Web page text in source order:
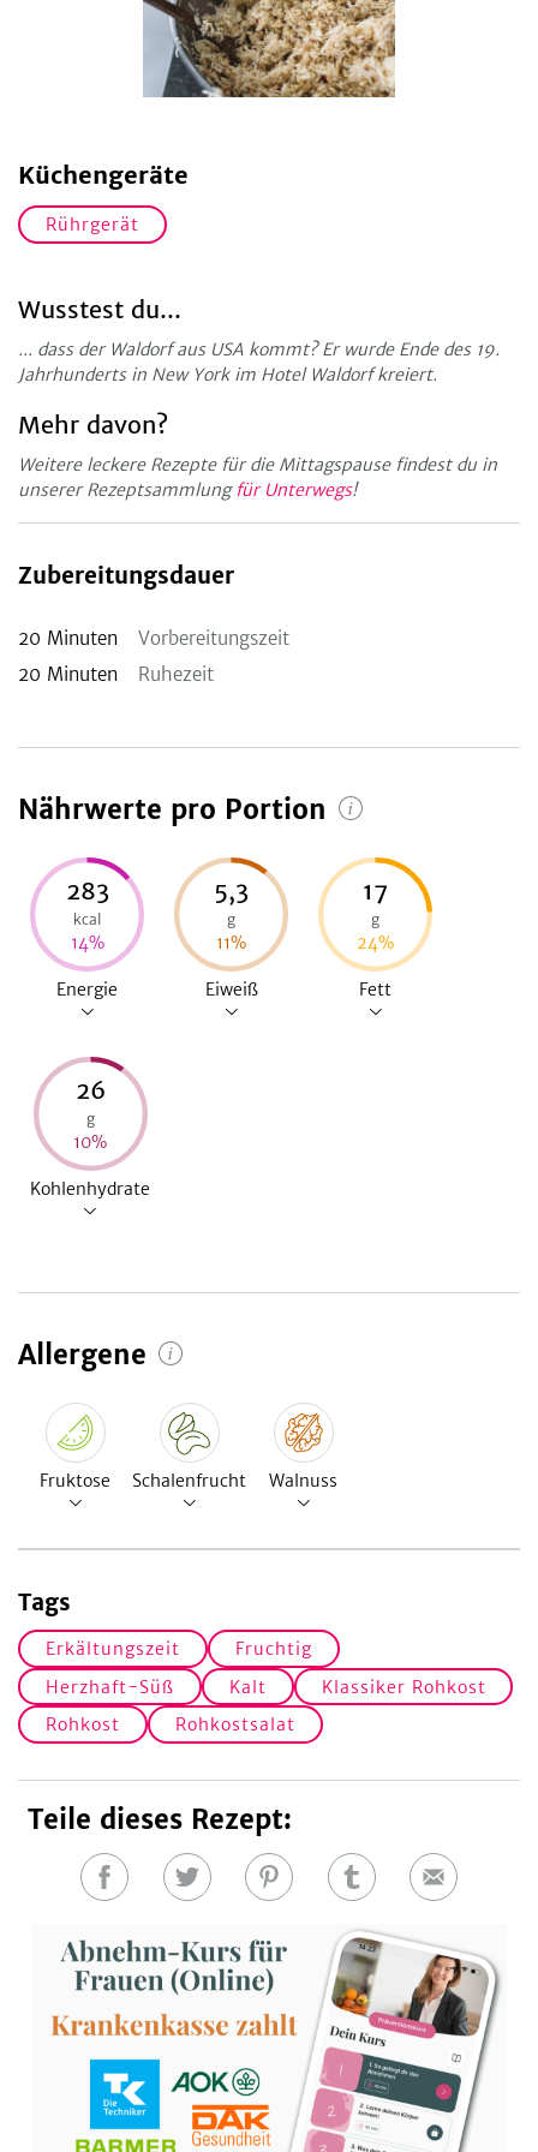
Küchengeräte
Rührgerät
Wusstest du...
... dass der Waldorf aus USA kommt? Er wurde Ende des 19.
Jahrhunderts in New York im Hotel Waldorf kreiert.
Mehr davon?
Weitere leckere Rezepte für die Mittagspause findest du in
unserer Rezeptsammlung für Unterwegs!
Zubereitungsdauer
20 Minuten
Vorbereitungszeit
20 Minuten Ruhezeit
Nährwerte pro Portion
283
kcal
14%
Energie
5,3
g
11%
Eiweiß
17
g
24%
Fett
26
g
10%
Kohlenhydrate
Allergene
Fruktose Schalenfrucht Walnuss
Tags
Erkältungszeit
Fruchtig
Herzhaft-Süß
Kalt
Klassiker Rohkost
Rohkost
Rohkostsalat
Teile dieses Rezept:
Auf
teilen
Auf
teilen
Auf
teilen
Auf
teilen
E-